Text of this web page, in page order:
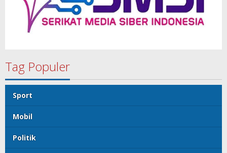
Tag Populer
Sport
Mobil
Politik